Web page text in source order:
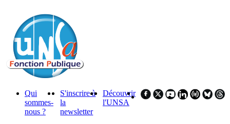
Qui
sommes-
nous ?
S'inscrire à
la
newsletter
Découvrir
l'UNSA